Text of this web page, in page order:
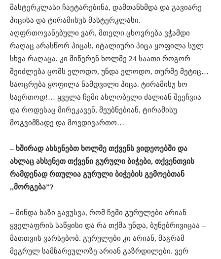
მასტერკლასი ჩაეტარებინა, დამთანხმდა და გავიარე
პიცისა და ტირამისუს მასტერკლასი.
აღფრთოვანებული ვარ, მთელი ცხოვრება ვჭამდი
რაღაც არასწორ პიცას, იტალიური პიცა ყოფილა სულ
სხვა რაღაცა. კი მიწერენ ხოლმე 24 საათი როგორ
შეიძლება ცომს ელოდო, უნდა ელოდო, თურმე მეტიც…
საოცრება ყოფილა ნამდვილი პიცა. ტირამისუ ხო
საერთოდ!… ყველა ჩემი ახლობელი ძალიან შეეჩვია
და როდესაც მირეკავენ, მეუბნებიან, ტირამისუ
მოგვიმზადე და მოვდივართო…
– ხშირად ახსენებთ ხოლმე თქვენს ვიდეოებში და
ახლაც ახსენეთ თქვენი გურული ბიჭები, თქვენთვის
რამდენად რთულია გურული ბიჭების გემოებთან
,,მორგება”?
– მინდა ხაზი გავუსვა, რომ ჩემი გურულები არიან
ყველაფრის საწყისი და რა თქმა უნდა, ბუნებრივიცაა –
მათთვის ვარსებობ. გურულები კი არიან, მაგრამ
მეგრულ სამზარეულოზე არიან გაზრდილები. ვერ